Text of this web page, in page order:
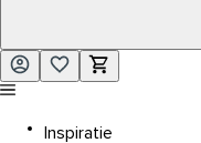
Inspiratie